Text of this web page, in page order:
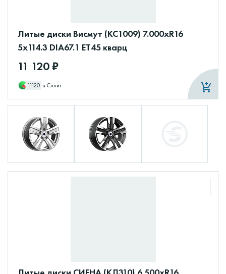
Литые диски Висмут (КС1009) 7.000xR16
5x114.3 DIA67.1 ET45 кварц
11 120 ₽
11120 в Сплит